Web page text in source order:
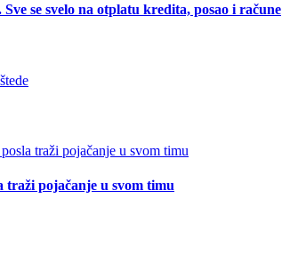
se svelo na otplatu kredita, posao i račune
traži pojačanje u svom timu